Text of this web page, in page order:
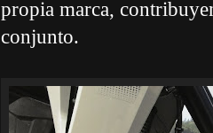
propia marca,
conjunto.